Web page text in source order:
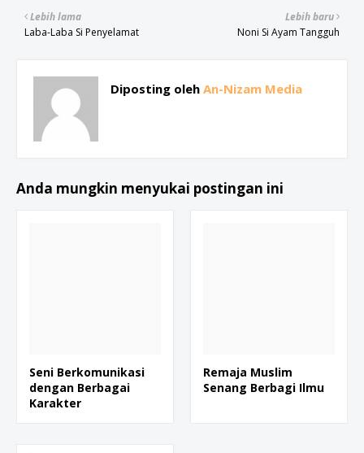
Lebih baru
Noni Si Ayam Tangguh
Lebih lama
Laba-Laba Si Penyelamat
Diposting oleh An-Nizam Media
Anda mungkin menyukai postingan ini
Seni Berkomunikasi
dengan Berbagai
Karakter
Remaja Muslim
Senang Berbagi Ilmu